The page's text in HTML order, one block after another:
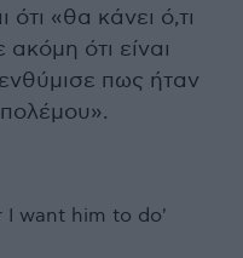
«θα κάνει ό,τι
ότι είναι
πως ήταν
I want him to do'